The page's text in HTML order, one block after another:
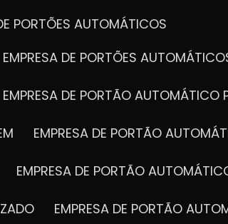
PORTÕES AUTOMÁTICOS
EMPRESA DE PORTÕES
EMPRESA DE PORTÃO
EMPRESA DE PORTÃO
EMPRESA DE PORTÃO
EMPRESA DE PORTÃO